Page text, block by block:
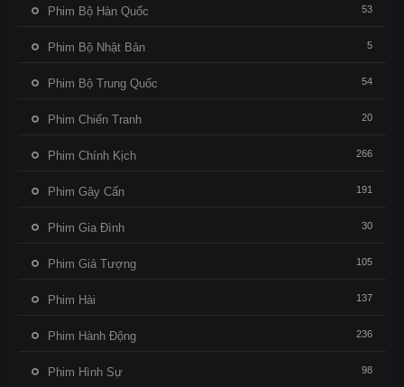
Phim Bộ Hàn Quốc 53
Phim Bộ Nhật Bản 5
Phim Bộ Trung Quốc 54
Phim Chiến Tranh 20
Phim Chính Kịch 266
Phim Gây Cấn 191
Phim Gia Đình 30
Phim Giả Tượng 105
Phim Hài 137
Phim Hành Động 236
Phim Hình Sự 98